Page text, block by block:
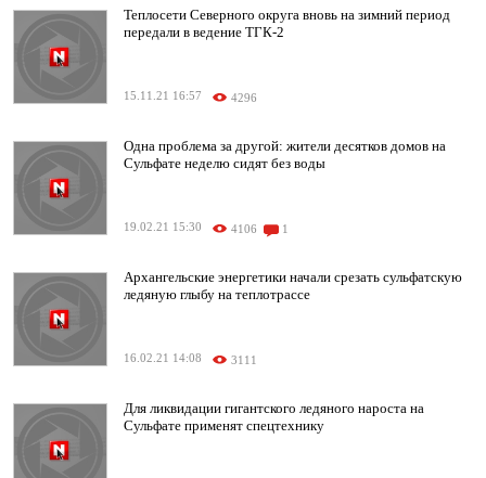
Теплосети Северного округа вновь на зимний период
передали в ведение ТГК-2
15.11.21 16:57 4296
Одна проблема за другой: жители десятков домов на
Сульфате неделю сидят без воды
19.02.21 15:30 4106 1
Архангельские энергетики начали срезать сульфатскую
ледяную глыбу на теплотрассе
16.02.21 14:08 3111
Для ликвидации гигантского ледяного нароста на
Сульфате применят спецтехнику